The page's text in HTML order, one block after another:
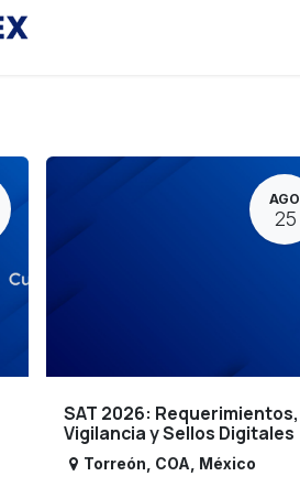
AGO
25
SAT 2026: Requerimientos,
Vigilancia y Sellos Digitales
Torreón COA México